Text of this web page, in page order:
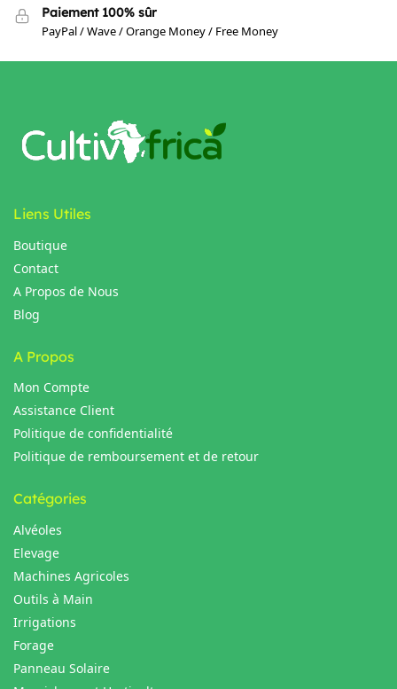
Paiement 100% sûr
PayPal / Wave / Orange Money / Free Money
Liens Utiles
Boutique
Contact
A Propos de Nous
Blog
A Propos
Mon Compte
Assistance Client
Politique de confidentialité
Politique de remboursement et de retour
Catégories
Alvéoles
Elevage
Machines Agricoles
Outils à Main
Irrigations
Forage
Panneau Solaire